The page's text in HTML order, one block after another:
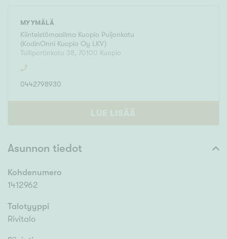
MYYMÄLÄ
Kiinteistömaailma Kuopio Puijonkatu
(KodinOnni Kuopio Oy LKV)
Tulliportinkatu 38, 70100 Kuopio
0442798930
LUE LISÄÄ
Asunnon tiedot
Kohdenumero
1412962
Talotyyppi
Rivitalo